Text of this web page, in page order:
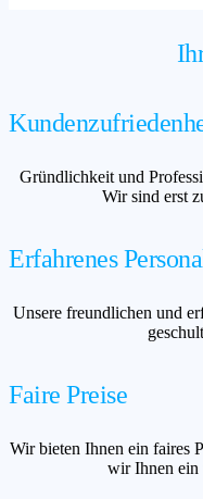
Gründlichkeit und
Wir sind erst
Erfahrenes
Unsere freundlichen und
Faire Preise
Wir bieten Ihnen ein faires
wir Ihnen ein